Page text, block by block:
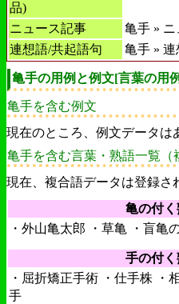
品)
ニュース記事
亀手 »
連想語/共起語句
亀手 »
亀手の用例と例文[言葉の用
亀手を含む例文
現在のところ、例文データは
亀手を含む言葉・熟語一覧（
現在、複合語データは登録さ
亀の付
・外山亀太郎 ・草亀 ・盲亀
手の付
・屈折矯正手術 ・仕手株 ・
手